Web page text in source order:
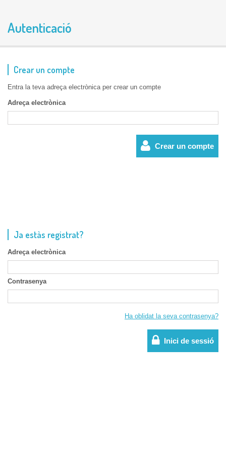
Autenticació
Crear un compte
Entra la teva adreça electrònica per crear un compte
Adreça electrònica
Crear un compte
Ja estàs registrat?
Adreça electrònica
Contrasenya
Ha oblidat la seva contrasenya?
Inici de sessió